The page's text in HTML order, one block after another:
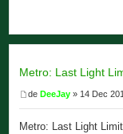
Metro: Last Light
deDeeJay » 14 Dec
Metro: Last Light